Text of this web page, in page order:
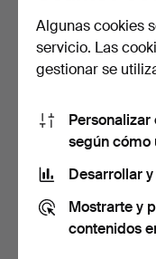
candelabros de latón,
Subastado 11 abr 2022
2 pujas
37 USD
Algunas cookies
servicio. Las
gestionar se
según cómo
Desarrollar
Mostrarte y
contenidos